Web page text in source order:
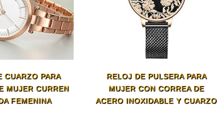
CUARZO PARA
MUJER CURREN
FEMENINA
RELOJ DE PULSERA PARA
MUJER CON CORREA DE
ACERO INOXIDABLE Y CUARZO